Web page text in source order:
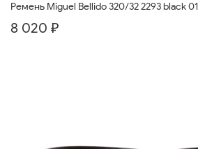
Ремень Miguel Bellido 320/32 2293 black 01
8 020 ₽